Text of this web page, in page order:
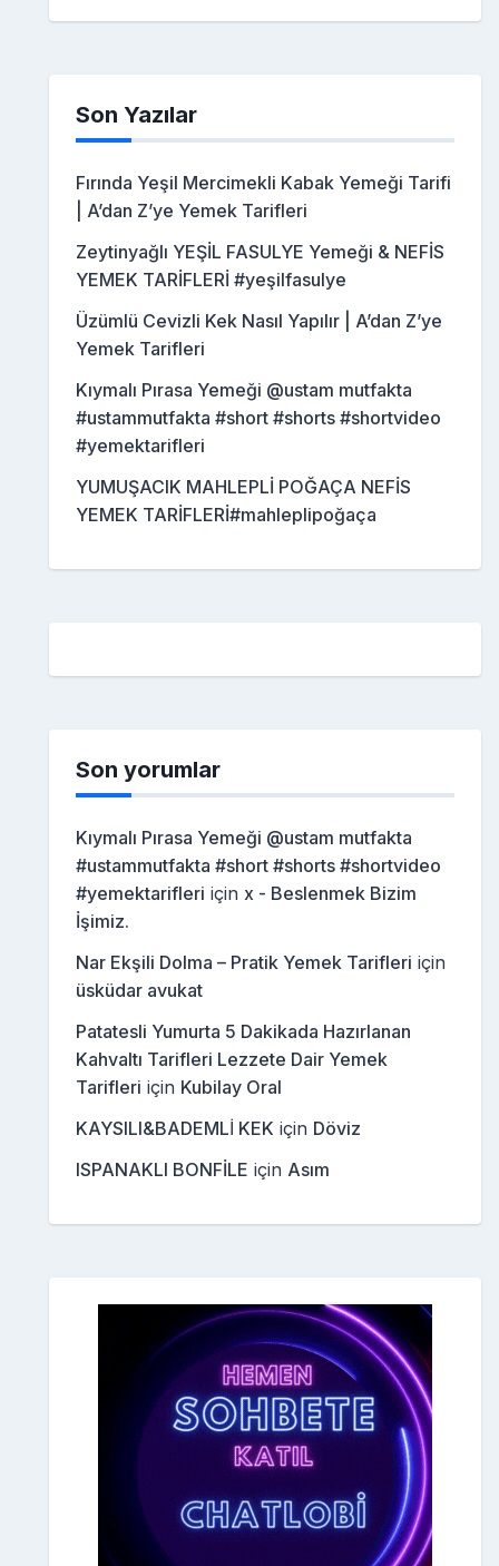
Son Yazılar
Fırında Yeşil Mercimekli Kabak Yemeği Tarifi
| A’dan Z’ye Yemek Tarifleri
Zeytinyağlı YEŞİL FASULYE Yemeği & NEFİS
YEMEK TARİFLERİ #yeşilfasulye
Üzümlü Cevizli Kek Nasıl Yapılır | A’dan Z’ye
Yemek Tarifleri
Kıymalı Pırasa Yemeği @ustam mutfakta
#ustammutfakta #short #shorts #shortvideo
#yemektarifleri
YUMUŞACIK MAHLEPLİ POĞAÇA NEFİS
YEMEK TARİFLERİ#mahleplipoğaça
Son yorumlar
Kıymalı Pırasa Yemeği @ustam mutfakta
#ustammutfakta #short #shorts #shortvideo
#yemektarifleri için x - Beslenmek Bizim
İşimiz.
Nar Ekşili Dolma – Pratik Yemek Tarifleri için
üsküdar avukat
Patatesli Yumurta 5 Dakikada Hazırlanan
Kahvaltı Tarifleri Lezzete Dair Yemek
Tarifleri için Kubilay Oral
KAYSILI&BADEMLİ KEK için Döviz
ISPANAKLI BONFİLE için Asım